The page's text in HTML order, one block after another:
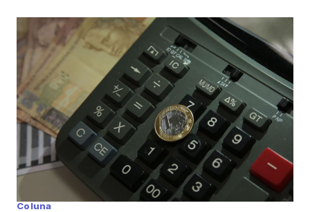
talvez ainda mais perigoso seja ter certeza absoluta,
independentemente de ele estar ou não. Nas últimas
semanas, vimos movimentos impressionantes. […]
Coluna